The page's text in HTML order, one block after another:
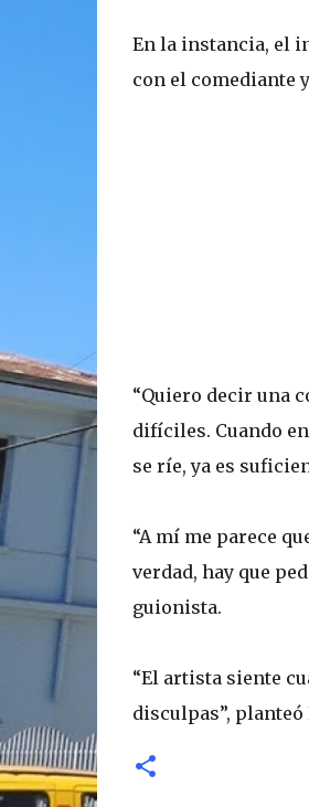
En la instancia, el
con el comediante
“Quiero decir una
difíciles. Cuando
se ríe, ya es
“A mí me parece
verdad, hay que
guionista.
“El artista siente
disculpas”,